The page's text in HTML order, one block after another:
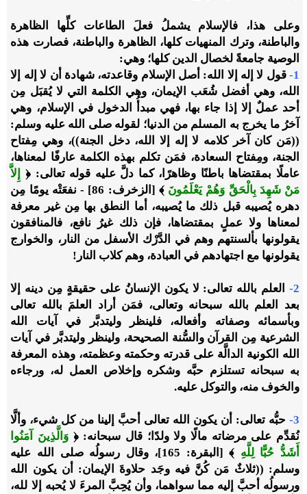
وعلى هذا، فالإسلام يشملُ فعلَ الطاعات كلِّها الظاهرة
والباطنة، وترك المنهيات كلها، الظاهرة والباطنة، فصارت هذه
الوصية جامعةً لخصال الدين كلها؛ وهي:
1- قول لا إله إلا الله: أصل الإسلام وقاعدته، شهادة أن لا إله إلا
الله، وهي أفضل شُعَب الإيمان، وهي الكلمة التي لا يُقبَل مِن
أحد عملٌ إلا إذا جاء بها، فهي مبدأُ الدخول في الإسلام، وهي
آخرُ ما يخرج به المسلم من الدنيا؛ لقوله صلى الله عليه وسلم:
((مَن كان آخر كلامه لا إله إلا الله، دخل الجنة))، وهي مِفتاح
الجنة، ومِفتاح السعادة، فمَن تكلم بهذه الكلمة عارفًا لمعناها،
عاملًا بمقتضاها باطنًا وظاهرًا، كما دلَّ عليه قوله تعالى: ﴿ إِلاَّ
مَنْ شَهِدَ بِالْحَقِّ وَهُمْ يَعْلَمُونَ
﴾ [الزخرف: 86] - نفعَتْه يومًا مِن
دهره يُصيبه قبل ذلك ما يُصيبه، أما النطق بها مِن غير معرفة
لمعناها ولا عملٍ بمقتضاها، فإن ذلك غيرُ نافع، فالمنافقون
يقولونها بألسنتهم وهم في الدَّرْك الأسفل من النار، والخوارج
يقولونها مع اجتهادهم في العبادة، وهم كلاب النار!
2-
العلم بالله تعالى: لا يكون الإنسانُ على حقيقةٍ مِن دينه إلا
بعد العلم بالله سبحانه وتعالى، فمَن أراد العلمَ بالله تعالى
وبأسمائه وصفاته وأفعاله، فلينظر وليتدبَّر في آيات الله
الشرعية مِن القرآن والسُّنة الصحيحة، ولينظر وليتدبَّر في آيات
الله الكونية الدالَّة على قدرته وحكمته وعظمته، وهذه المعرفة
به سبحانه تستلزم حبَّه وشكره وإخلاص العمل له، ورجاءه
والخوف منه، والتوكل عليه.
3-
حبُّه تعالى: أن يكون الله تعالى أحبَّ إلينا من كل شيء، وألَّا
نُقدِّم على مرضاته مالًا ولا ولدًا؛ قال سبحانه: ﴿ وَالَّذِينَ آمَنُوا
أَشَدُّ حُبًّا لِلَّهِ
﴾ [البقرة: 165]، وقال رسولُه صلى الله عليه
وسلم: ((ثلاثٌ مَن كُنَّ فيه وجَد حلاوةَ الإيمان: أن يكون الله
ورسولُه أحبَّ إليه مما سواهما، وأن يُحِبَّ المرءَ لا يُحبه إلا لله،